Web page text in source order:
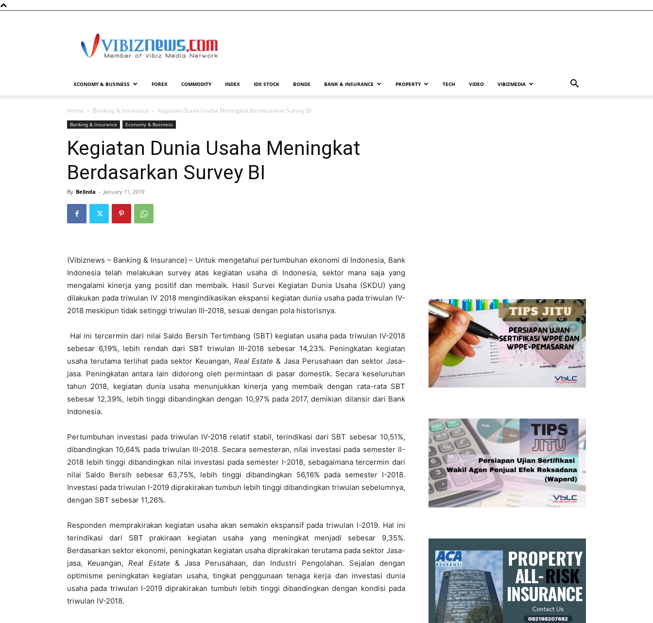
ECONOMY & BUSINESS FOREX COMMODITY INDEX IDX STOCK BONDS BANK & INSURANCE PROPERTY TECH VIDEO VIBIZMEDIA
Home Banking & Insurance Kegiatan Dunia Usaha Meningkat Berdasarkan Survey BI
Banking & Insurance Economy & Business
Kegiatan Dunia Usaha Meningkat
Berdasarkan Survey BI
By Belinda - January 11, 2019
(Vibiznews – Banking & Insurance) – Untuk mengetahui pertumbuhan ekonomi di Indonesia, Bank
Indonesia telah melakukan survey atas kegiatan usaha di Indonesia, sektor mana saja yang
mengalami kinerja yang positif dan membaik. Hasil Survei Kegiatan Dunia Usaha (SKDU) yang
dilakukan pada triwulan IV 2018 mengindikasikan ekspansi kegiatan dunia usaha pada triwulan IV-
2018 meskipun tidak setinggi triwulan III-2018, sesuai dengan pola historisnya.
Hal ini tercermin dari nilai Saldo Bersih Tertimbang (SBT) kegiatan usaha pada triwulan IV-2018
sebesar 6,19%, lebih rendah dari SBT triwulan III-2018 sebesar 14,23%. Peningkatan kegiatan
usaha terutama terlihat pada sektor Keuangan, Real Estate& Jasa Perusahaan dan sektor Jasa-
jasa. Peningkatan antara lain didorong oleh permintaan di pasar domestik. Secara keseluruhan
tahun 2018, kegiatan dunia usaha menunjukkan kinerja yang membaik dengan rata-rata SBT
sebesar 12,39%, lebih tinggi dibandingkan dengan 10,97% pada 2017, demikian dilansir dari Bank
Indonesia.
Pertumbuhan investasi pada triwulan IV-2018 relatif stabil, terindikasi dari SBT sebesar 10,51%,
dibandingkan 10,64% pada triwulan III-2018. Secara semesteran, nilai investasi pada semester II-
2018 lebih tinggi dibandingkan nilai investasi pada semester I-2018, sebagaimana tercermin dari
nilai Saldo Bersih sebesar 63,75%, lebih tinggi dibandingkan 56,16% pada semester I-2018.
Investasi pada triwulan I-2019 diprakirakan tumbuh lebih tinggi dibandingkan triwulan sebelumnya,
dengan SBT sebesar 11,26%.
Responden memprakirakan kegiatan usaha akan semakin ekspansif pada triwulan I-2019. Hal ini
terindikasi dari SBT prakiraan kegiatan usaha yang meningkat menjadi sebesar 9,35%.
Berdasarkan sektor ekonomi, peningkatan kegiatan usaha diprakirakan terutama pada sektor Jasa-
jasa, Keuangan,Real Estate & Jasa Perusahaan, dan Industri Pengolahan. Sejalan dengan
optimisme peningkatan kegiatan usaha, tingkat penggunaan tenaga kerja dan investasi dunia
usaha pada triwulan I-2019 diprakirakan tumbuh lebih tinggi dibandingkan dengan kondisi pada
triwulan IV-2018.